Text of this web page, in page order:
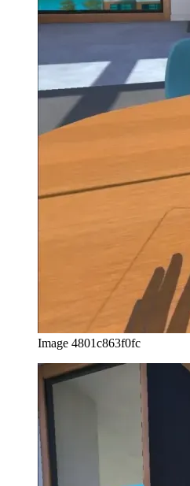
も500グラム以上の重さがあり
き始めます、それは私が休憩
さらに、思ったほどではあり
よりも目に負担がかかると感じ
「仮想デスクトップ
Metaの「Oculusリモートデスク
モートデスクトップを使用する
リも利用できます。このアプ
ばれ、約20ユーロの費用がかか
からのワイヤレスストリーミン
Image 9efc1ed643ea
仮想デスクトップも購入しまし
リューションよりもさらに低
ら選択することもできますが、
デスクトップ」では不可能で
はより多くのカスタマイズを提
Image e677d8e5195a
個人的には、Oculusのアプリの